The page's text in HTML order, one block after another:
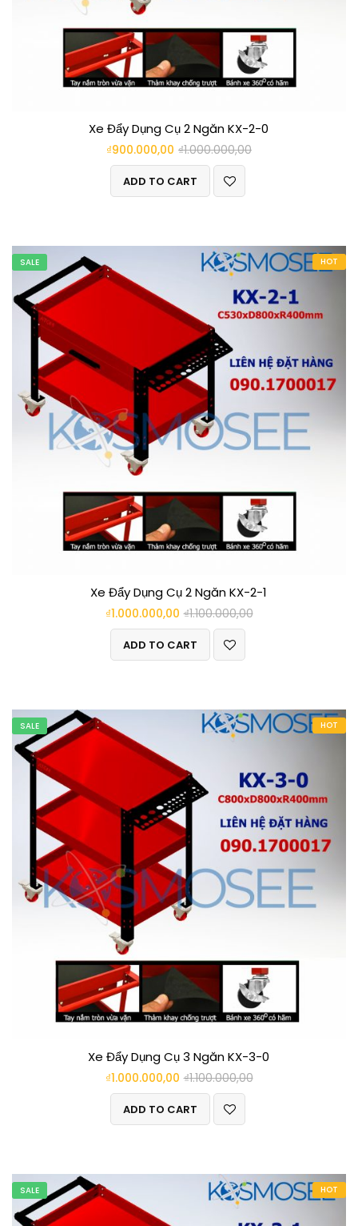
Xe Đẩy Dụng Cụ 2 Ngăn KX-2-0
₫900.000,00 ₫1.000.000,00
ADD TO CART
SALE HOT
Xe Đẩy Dụng Cụ 2 Ngăn KX-2-1
₫1.000.000,00 ₫1.100.000,00
ADD TO CART
SALE HOT
Xe Đẩy Dụng Cụ 3 Ngăn KX-3-0
₫1.000.000,00 ₫1.100.000,00
ADD TO CART
SALE HOT